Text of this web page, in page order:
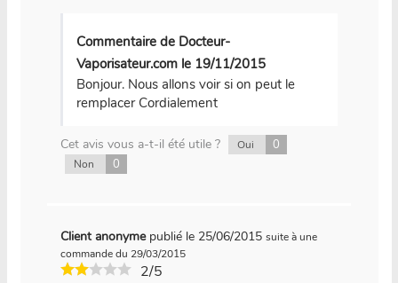
Commentaire de Docteur-
Vaporisateur.com le 19/11/2015
Bonjour. Nous allons voir si on peut le
remplacer Cordialement
Cet avis vous a-t-il été utile ? Oui 0
Non 0
Client anonyme publié le 25/06/2015 suite à une
commande du 29/03/2015
2/5